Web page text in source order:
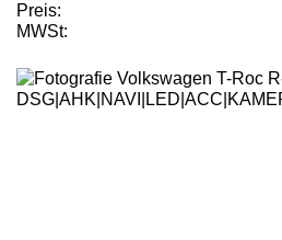
Preis:
MWSt: